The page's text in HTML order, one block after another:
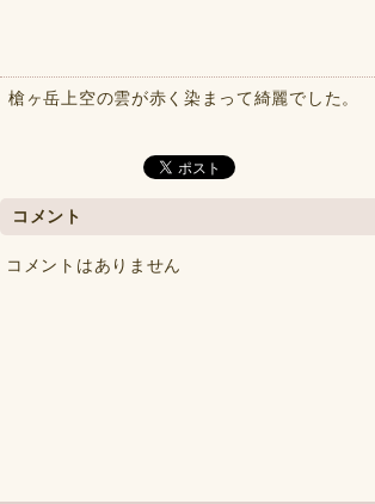
槍ヶ岳上空の雲が赤く染まって綺麗でした。
コメント
コメントはありません